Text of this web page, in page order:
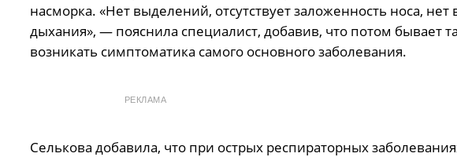
насморка. «Нет выделений, отсутствует заложенность носа,
дыхания», — пояснила специалист, добавив, что потом бывает
возникать симптоматика самого основного заболевания.
РЕКЛАМА
Селькова добавила, что при острых респираторных